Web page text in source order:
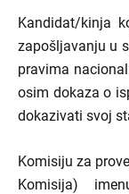
Kandidat/kinja
zapošljavanju u
pravima
osim dokaza o
dokazivati svoj
Komisiju za
Komisija)